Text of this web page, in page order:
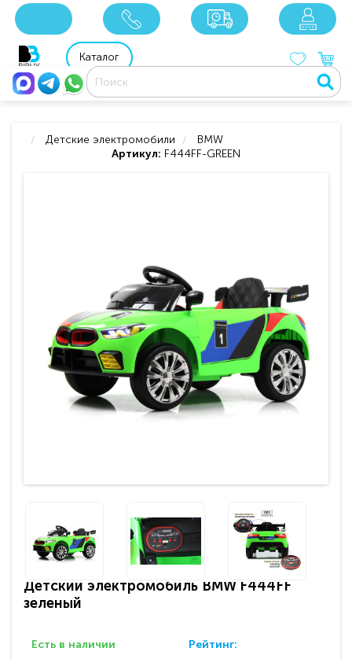
8 800 201 92 06
Каталог
Детские электромобили
BMW
Артикул: F444FF-GREEN
Детский электромобиль BMW F444FF
зеленый
Есть в наличии Рейтинг:
xxx